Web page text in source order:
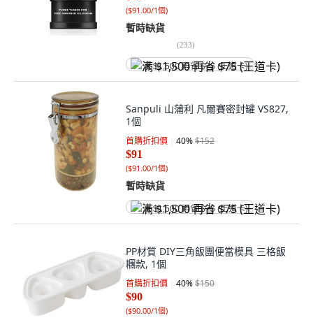
($91.00/1個)
暫時缺貨
(233)
满 $1,500 再省 $75 (王道卡)
Sanpuli 山蒲利 凡爾賽密封罐 VS827,
1個
首購折扣價 40%$152
$91
($91.00/1個)
暫時缺貨
满 $1,500 再省 $75 (王道卡)
PP材質 DIY三角飯團便當模具 三格飯
糰款, 1個
首購折扣價 40%$150
$90
($90.00/1個)